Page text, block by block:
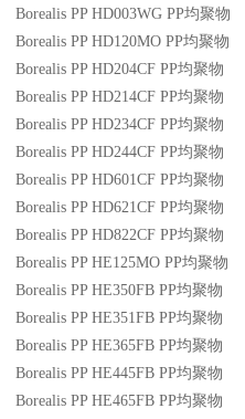
Borealis PP HD003WG PP均聚物
Borealis PP HD120MO PP均聚物
Borealis PP HD204CF PP均聚物
Borealis PP HD214CF PP均聚物
Borealis PP HD234CF PP均聚物
Borealis PP HD244CF PP均聚物
Borealis PP HD601CF PP均聚物
Borealis PP HD621CF PP均聚物
Borealis PP HD822CF PP均聚物
Borealis PP HE125MO PP均聚物
Borealis PP HE350FB PP均聚物
Borealis PP HE351FB PP均聚物
Borealis PP HE365FB PP均聚物
Borealis PP HE445FB PP均聚物
Borealis PP HE465FB PP均聚物